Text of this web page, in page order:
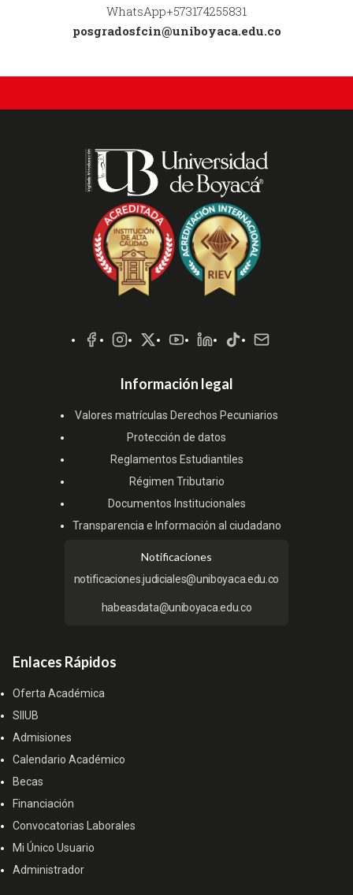
WhatsApp+573174255831
posgradosfcin@uniboyaca.edu.co
Sociales
Información legal
Valores matrículas Derechos Pecuniarios
Protección de datos
Reglamentos Estudiantiles
Régimen Tributario
Documentos Institucionales
Transparencia e Información al ciudadano
Notificaciones
notificaciones.judiciales@uniboyaca.edu.co
habeasdata@uniboyaca.edu.co
Enlaces Rápidos
Oferta Académica
SIIUB
Admisiones
Calendario Académico
Becas
Financiación
Convocatorias Laborales
Mi Único Usuario
Administrador